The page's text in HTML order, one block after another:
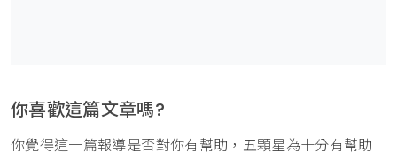
你喜歡這篇文章嗎?
你覺得這一篇報導是否對你有幫助，五顆星為十分有幫助